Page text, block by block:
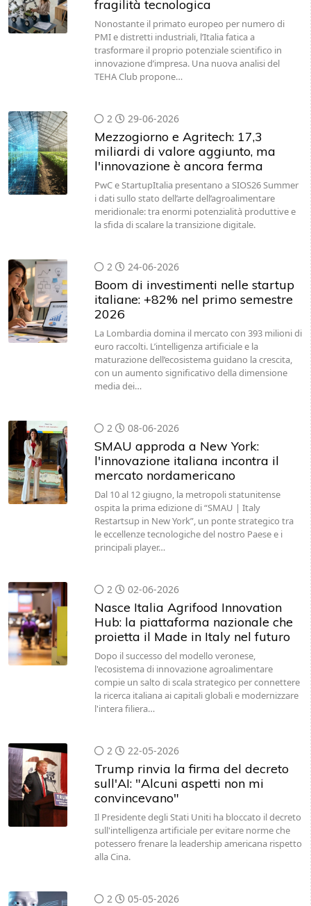
fragilità tecnologica
Nonostante il primato europeo per numero di
PMI e distretti industriali, l’Italia fatica a
trasformare il proprio potenziale scientifico in
innovazione d’impresa. Una nuova analisi del
TEHA Club propone…
2 29-06-2026
Mezzogiorno e Agritech: 17,3
miliardi di valore aggiunto, ma
l'innovazione è ancora ferma
PwC e StartupItalia presentano a SIOS26 Summer
i dati sullo stato dell’arte dell’agroalimentare
meridionale: tra enormi potenzialità produttive e
la sfida di scalare la transizione digitale.
2 24-06-2026
Boom di investimenti nelle startup
italiane: +82% nel primo semestre
2026
La Lombardia domina il mercato con 393 milioni di
euro raccolti. L’intelligenza artificiale e la
maturazione dell’ecosistema guidano la crescita,
con un aumento significativo della dimensione
media dei…
2 08-06-2026
SMAU approda a New York:
l'innovazione italiana incontra il
mercato nordamericano
Dal 10 al 12 giugno, la metropoli statunitense
ospita la prima edizione di “SMAU | Italy
Restartsup in New York”, un ponte strategico tra
le eccellenze tecnologiche del nostro Paese e i
principali player…
2 02-06-2026
Nasce Italia Agrifood Innovation
Hub: la piattaforma nazionale che
proietta il Made in Italy nel futuro
Dopo il successo del modello veronese,
l'ecosistema di innovazione agroalimentare
compie un salto di scala strategico per connettere
la ricerca italiana ai capitali globali e modernizzare
l'intera filiera…
2 22-05-2026
Trump rinvia la firma del decreto
sull'AI: "Alcuni aspetti non mi
convincevano"
Il Presidente degli Stati Uniti ha bloccato il decreto
sull'intelligenza artificiale per evitare norme che
potessero frenare la leadership americana rispetto
alla Cina.
2 05-05-2026